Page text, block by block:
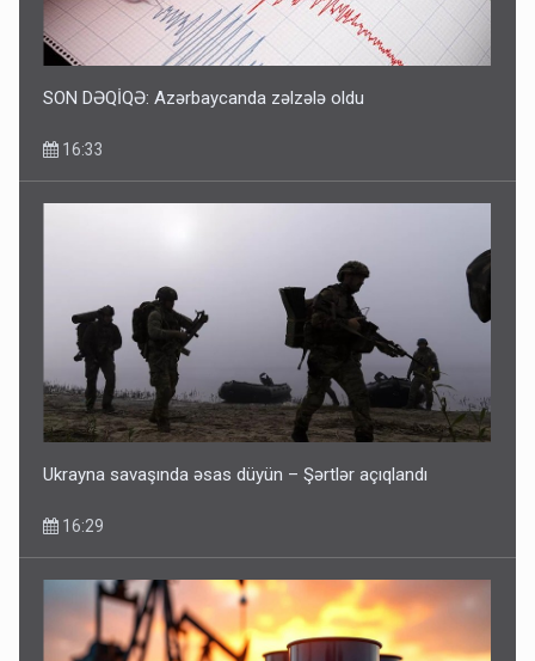
SON DƏQİQƏ: Azərbaycanda zəlzələ oldu
16:33
Ukrayna savaşında əsas düyün – Şərtlər açıqlandı
16:29